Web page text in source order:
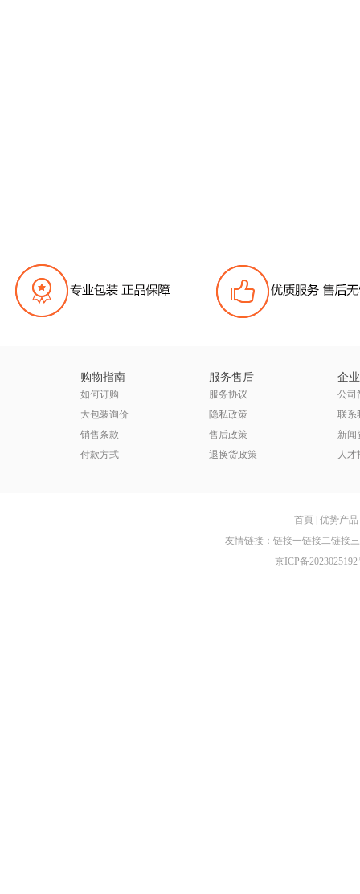
购物指南
如何订购
大包装询价
销售条款
付款方式
服务售后
服务协议
隐私政策
售后政策
退换货政策
企
公司
联系
新闻
人才
首頁 优势产品
友情链接： 链接一链接二链接三
京ICP备